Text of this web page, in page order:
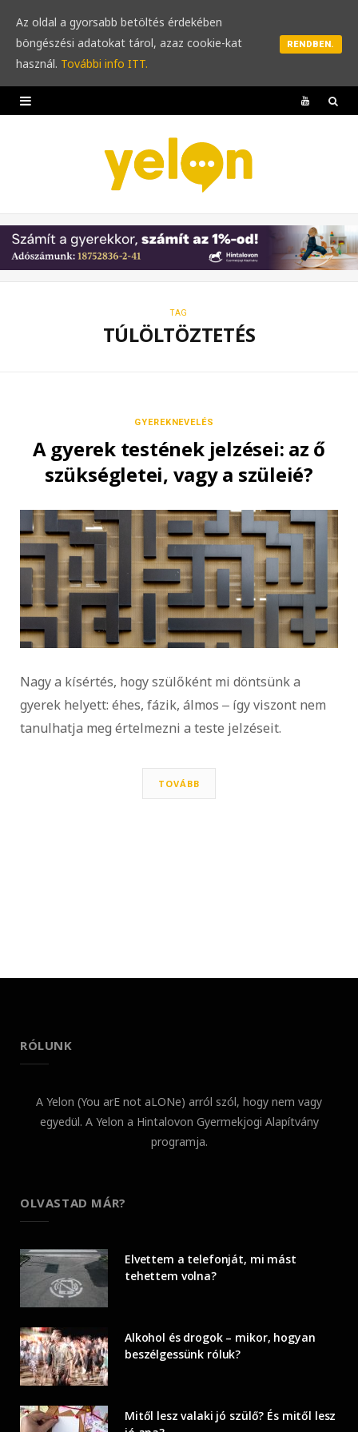
Y
u
b
e
TAG
TÚLÖLTÖZTETÉS
GYEREKNEVELÉS
A gyerek testének jelzései: az ő
szükségletei, vagy a szüleié?
Nagy a kísértés, hogy szülőként mi döntsünk a
gyerek helyett: éhes, fázik, álmos ‒ így viszont nem
tanulhatja meg értelmezni a teste jelzéseit.
TOVÁBB
RÓLUNK
A Yelon (You arE not aLONe) arról szól, hogy nem vagy
egyedül. A Yelon a Hintalovon Gyermekjogi Alapítvány
programja.
OLVASTAD MÁR?
Elvettem a telefonját, mi mást
tehettem volna?
Alkohol és drogok – mikor, hogyan
beszélgessünk róluk?
Mitől lesz valaki jó szülő? És mitől lesz
Az oldal a gyorsabb betöltés érdekében
böngészési adatokat tárol, azaz cookie-kat
használ. További info ITT.
RENDBEN.